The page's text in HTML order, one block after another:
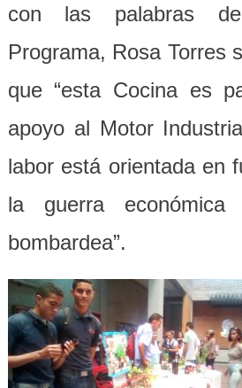
con las palabras
Programa, Rosa Torres
que “esta Cocina es
apoyo al Motor
labor está orientada en
la guerra
bombardea”.